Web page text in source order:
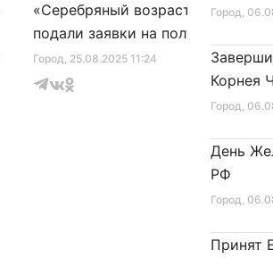
Город, 25.08.2025 11:24
«Серебряный возраст»
подали заявки на получение
сертификата для посещения
музеев
Город,
Город,
Корнея
Город,
День
РФ
Принят